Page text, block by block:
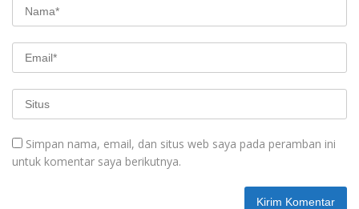
Simpan nama, email, dan situs web saya pada peramban ini
untuk komentar saya berikutnya.